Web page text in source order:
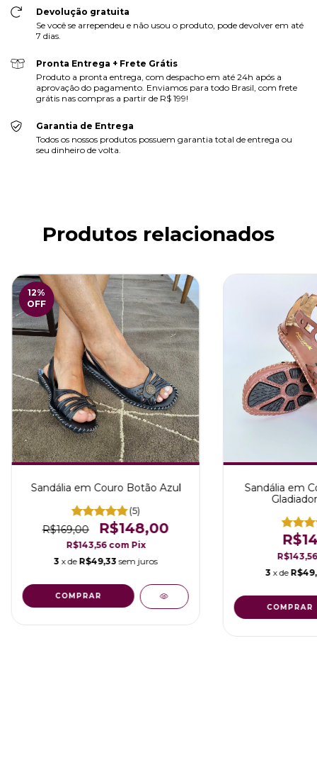
Devolução gratuita
Se você se arrependeu e não usou o produto, pode devolver em até
7 dias.
Pronta Entrega + Frete Grátis
Produto a pronta entrega, com despacho em até 24h após a
aprovação do pagamento. Enviamos para todo Brasil, com frete
grátis nas compras a partir de R$ 199!
Garantia de Entrega
Todos os nossos produtos possuem garantia total de entrega ou
seu dinheiro de volta.
Produtos relacionados
12%
OFF
Sandália em Couro Botão Azul
(5)
R$169,00 R$148,00
R$143,56 com Pix
3 x de R$49,33 sem juros
COMPRAR
Sandália em
3 x de
COMPRAR